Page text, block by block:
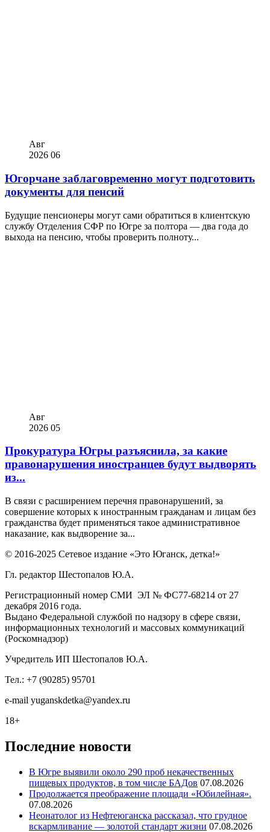
Авг
2026 06
Югорчане заблаговременно могут подготовить
документы для пенсий
Будущие пенсионеры могут сами обратиться в клиентскую
службу Отделения СФР по Югре за полтора — два года до
выхода на пенсию, чтобы проверить полноту...
Авг
2026 05
Прокуратура Югры разъяснила, за какие
правонарушения иностранцев будут выдворять
из...
В связи с расширением перечня правонарушений, за
совершение которых к иностранным гражданам и лицам без
гражданства будет применяться такое административное
наказание, как выдворение за...
© 2016-2025 Сетевое издание «Это Юганск, детка!»
Гл. редактор Шестопалов Ю.А.
Регистрационный номер СМИ ЭЛ № ФС77-68214 от 27
декабря 2016 года.
Выдано Федеральной службой по надзору в сфере связи,
информационных технологий и массовых коммуникаций
(Роскомнадзор)
Учредитель ИП Шестопалов Ю.А.
Тел.: +7 (90285) 95701
e-mail yuganskdetka@yandex.ru
18+
Последние новости
В Югре выявили около 290 проб некачественных
пищевых продуктов, в том числе БАДов 07.08.2026
Продолжается преображение площади «Юбилейная».
07.08.2026
Неонатолог из Нефтеюганска рассказал, что грудное
вскармливание — золотой стандарт жизни 07.08.2026